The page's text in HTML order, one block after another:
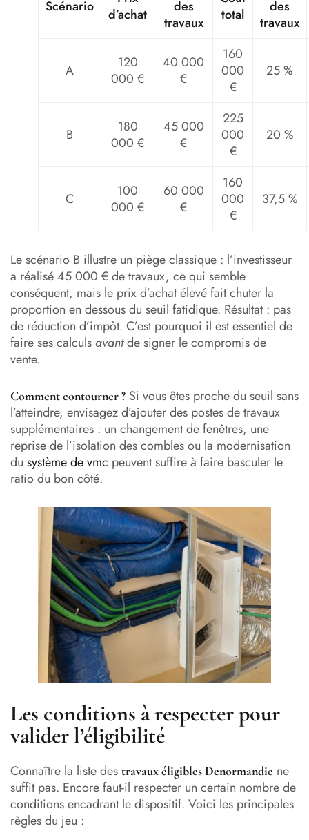
Scénario
d’achat
des
travaux
total
des
travaux
A
120
000 €
40 000
€
160
000
€
25 %
B
180
000 €
45 000
€
225
000
€
20 %
C
100
000 €
60 000
€
160
000
€
37,5 %
Le scénario B illustre un piège classique : l’investisseur
a réalisé 45 000 € de travaux, ce qui semble
conséquent, mais le prix d’achat élevé fait chuter la
proportion en dessous du seuil fatidique. Résultat : pas
de réduction d’impôt. C’est pourquoi il est essentiel de
faire ses calculsavantde signer le compromis de
vente.
Comment contourner ? Si vous êtes proche du seuil sans
l’atteindre, envisagez d’ajouter des postes de travaux
supplémentaires : un changement de fenêtres, une
reprise de l’isolation des combles ou la modernisation
du système de vmc peuvent suffire à faire basculer le
ratio du bon côté.
Les conditions à respecter pour
valider l’éligibilité
Connaître la liste des travaux éligibles Denormandie ne
suffit pas. Encore faut-il respecter un certain nombre de
conditions encadrant le dispositif. Voici les principales
règles du jeu :